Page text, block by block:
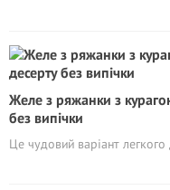
Желе з ряжанки з
без випічки
Це чудовий варіант легкого